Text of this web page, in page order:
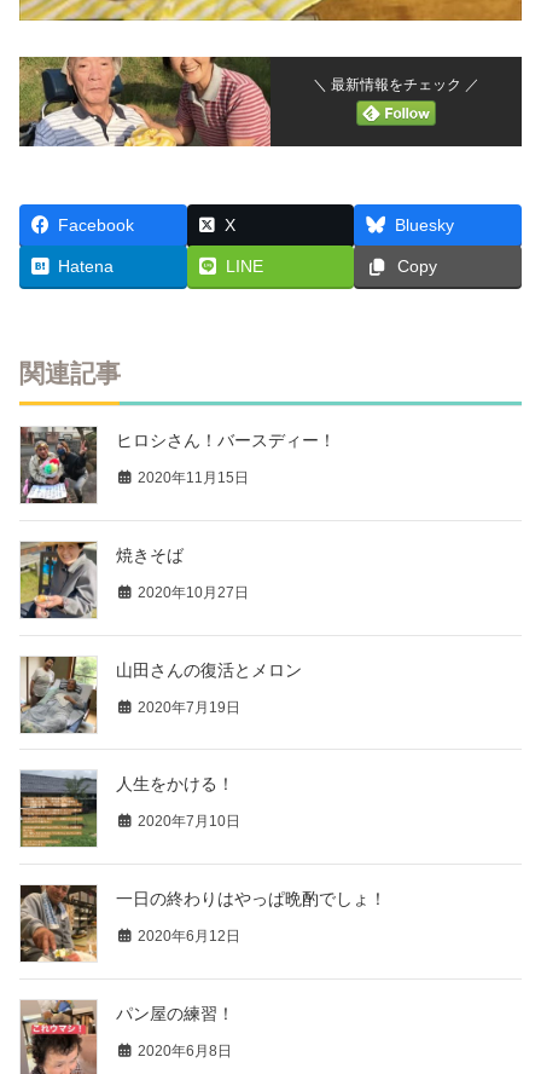
＼ 最新情報をチェック ／
Facebook X Bluesky
Hatena LINE Copy
関連記事
ヒロシさん！バースディー！
2020年11月15日
焼きそば
2020年10月27日
山田さんの復活とメロン
2020年7月19日
人生をかける！
2020年7月10日
一日の終わりはやっぱ晩酌でしょ！
2020年6月12日
パン屋の練習！
2020年6月8日